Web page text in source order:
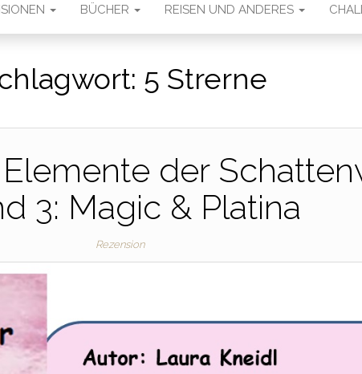
BÜCHER REISEN UND ANDERES
5 Strerne
der
3: Magic & Platina
Rezension